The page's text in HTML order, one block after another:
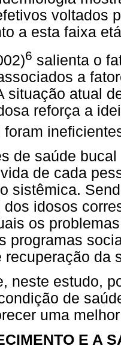
voltados
a esta faixa
6 salienta o
a
situação atual
reforça a
foram
de saúde
de cada
sistêmica.
dos idosos
os
programas
recuperação da
neste estudo,
de
uma
E A